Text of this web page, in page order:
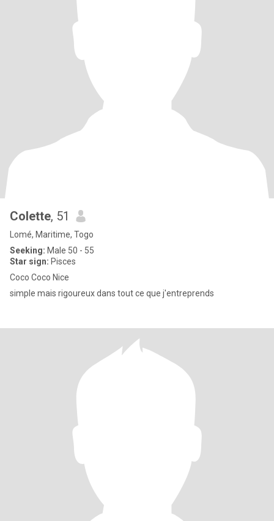
Colette, 51
Lomé, Maritime, Togo
Seeking: Male 50 - 55
Star sign: Pisces
Coco Coco Nice
simple mais rigoureux dans tout ce que j'entreprends